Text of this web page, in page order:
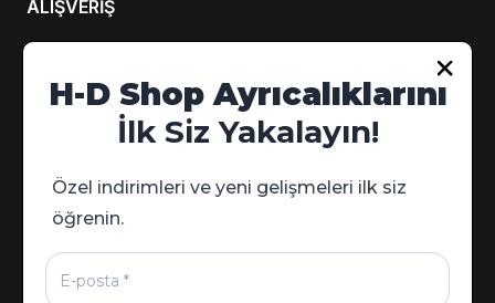
ALIŞVERİŞ
Hesabım
Sipariş Takip
Kampanya Detayları
H-D Shop Ayrıcalıklarını
İlk Siz Yakalayın!
Özel indirimleri ve yeni gelişmeleri ilk siz
öğrenin.